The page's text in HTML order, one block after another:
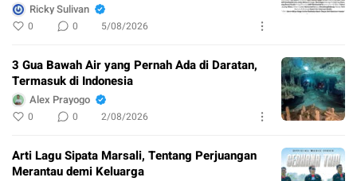
Ricky Sulivan
0 0 5/08/2026
3 Gua Bawah Air yang Pernah Ada di Daratan,
Termasuk di Indonesia
Alex Prayogo
0 0 2/08/2026
Arti Lagu Sipata Marsali, Tentang Perjuangan
Merantau demi Keluarga